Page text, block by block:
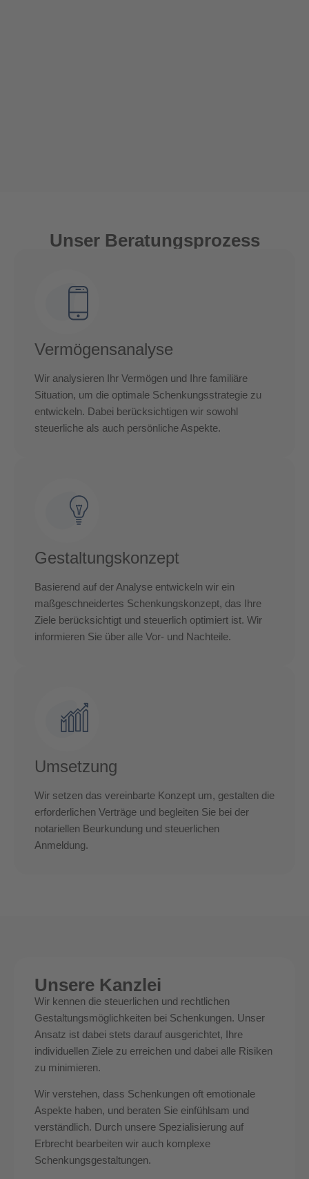
Unser Beratungsprozess
Vermögensanalyse
Wir analysieren Ihr Vermögen und Ihre familiäre
Situation, um die optimale Schenkungsstrategie zu
entwickeln. Dabei berücksichtigen wir sowohl
steuerliche als auch persönliche Aspekte.
Gestaltungskonzept
Basierend auf der Analyse entwickeln wir ein
maßgeschneidertes Schenkungskonzept, das Ihre
Ziele berücksichtigt und steuerlich optimiert ist. Wir
informieren Sie über alle Vor- und Nachteile.
Umsetzung
Wir setzen das vereinbarte Konzept um, gestalten die
erforderlichen Verträge und begleiten Sie bei der
notariellen Beurkundung und steuerlichen
Anmeldung.
Unsere Kanzlei
Wir kennen die steuerlichen und rechtlichen
Gestaltungsmöglichkeiten bei Schenkungen. Unser
Ansatz ist dabei stets darauf ausgerichtet, Ihre
individuellen Ziele zu erreichen und dabei alle Risiken
zu minimieren.
Wir verstehen, dass Schenkungen oft emotionale
Aspekte haben, und beraten Sie einfühlsam und
verständlich. Durch unsere Spezialisierung auf
Erbrecht bearbeiten wir auch komplexe
Schenkungsgestaltungen.